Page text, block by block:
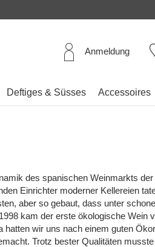
Anmeldung
Deftiges & Süsses Accessoires
des spanischen Weinmarkts
Einrichter moderner Kellereien
aber so gebaut, dass unter
kam der erste ökologische Wein
wir uns nach einem guten
Trotz bester Qualitäten